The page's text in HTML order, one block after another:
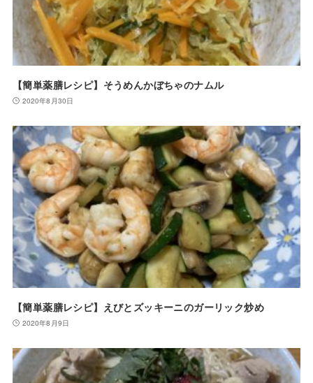
【簡単薬膳レシピ】そうめんかぼちゃのナムル
2020年8月30日
【簡単薬膳レシピ】えびとズッキーニのガーリック炒め
2020年8月9日